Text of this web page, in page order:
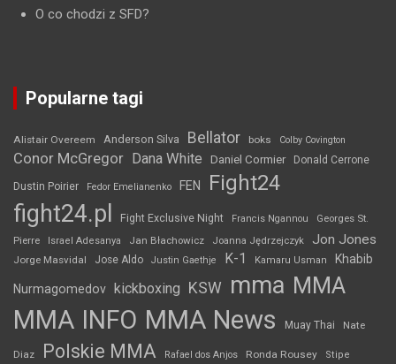
O co chodzi z SFD?
Popularne tagi
Alistair Overeem Anderson Silva Bellator boks Colby Covington
Conor McGregor Dana White Daniel Cormier Donald Cerrone
Dustin Poirier Fedor Emelianenko FEN Fight24
fight24.pl Fight Exclusive Night Francis Ngannou
Georges St.
Pierre
Israel Adesanya Jan Błachowicz Joanna Jędrzejczyk Jon Jones
Jorge Masvidal Jose Aldo Justin Gaethje K-1 Kamaru Usman Khabib
Nurmagomedov kickboxing KSW mma MMA
MMA INFO MMA News Muay Thai Nate
Diaz Polskie MMA Rafael dos Anjos Ronda Rousey Stipe